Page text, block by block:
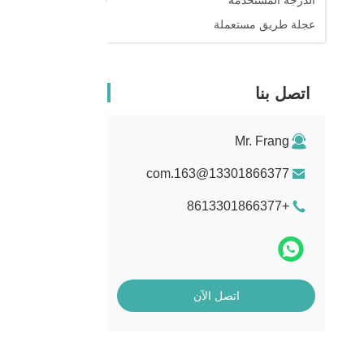
عجلة طريق مستعملة
اتصل بنا
Mr. Frang
13301866377@163.com
+8613301866377
اتصل الآن